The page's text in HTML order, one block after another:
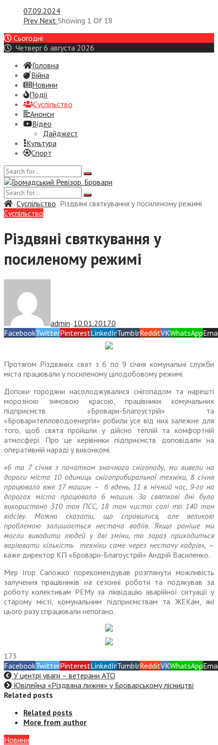
07.09.2024
Prev Next Showing 1 Of 18
Сьогодні
Четверг 6 августа 2026
Головна
Війна
Новини
Події
Суспiльство
Анонси
Відео
Дайджест
Культура
Спорт
Суспiльство Різдвяні святкування у посиленому режимі
Суспiльство
Різдвяні святкування у
посиленому режимі
admin — 10.01.20170
FacebookTwitterPinterestLinkedInTumblrRedditVKWhatsApp
Протягом Різдвяних свят з 6 по 9 січня комунальні служби
міста працювали у посиленому цілодобовому режимі.
Допоки городяни насолоджувалися снігопадом та нарешті
морозною зимовою красою, працівники комунальних
підприємств «Бровари-Благоустрій» та
«Броваритепловодоенергія» робили усе від них залежне для
того, щоб свята пройшли у дійсно теплій та комфортній
атмосфері. Про це керівники підприємств доповідали на
оперативній нараді у виконкомі.
«6 та 7 січня з початком значного снігопаду, ми вивели на
дороги міста 10 одиниць снігоприбиральної техніки, 8 січня
працювало вже 17 машин – 6 вдень, 11 в нічний час, 9-го на
дорогах міста працювало 6 машин. За святкові дні було
використано 310 тон ПСС, 18 тон чистої солі та 140 тон
відсіву. Можна сказати, що справилися, але великою
проблемою залишається нестача водіїв. Якщо раніше ми
могли виводити людей у дві зміни, то зараз приходиться
варіювати кількість техніки саме через нестачу кадрів», –
каже директор КП «Бровари-Благоустрій» Андрій Василенко.
Мер Ігор Сапожко порекомендував розглянути можливість
залучення працівників на сезонні роботи та подякував за
роботу колективам РЕМу за ліквідацію аварійної ситуації у
старому місті, комунальним підприємствам та ЖЕКам, які
цього разу спрацювали непогано.
173
FacebookTwitterPinterestLinkedInTumblrRedditVKWhatsApp
У центрі уваги – ветерани АТО
Ювілейна «Різдвяна лижня» у Броварському лісництві
Related posts
Related posts
More from author
Новини